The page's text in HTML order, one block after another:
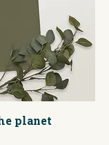
planet